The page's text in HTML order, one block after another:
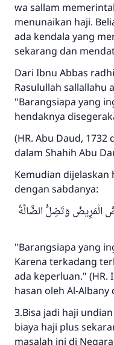
wa sallam
menunaikan haji.
ada kendala yang
sekarang dan
Dari Ibnu Abbas
Rasulullah sallallahu
"Barangsiapa yang
hendaknya
(HR. Abu Daud, 1732
dalam Shahih Abu
Kemudian
dengan sabdanya:
الْمَرِيضُ وَتَضِلُّ الضَّالَّةُ
"Barangsiapa yang
Karena terkadang
ada keperluan." (HR.
hasan oleh Al-
3.Bisa jadi haji
biaya haji plus
masalah ini di